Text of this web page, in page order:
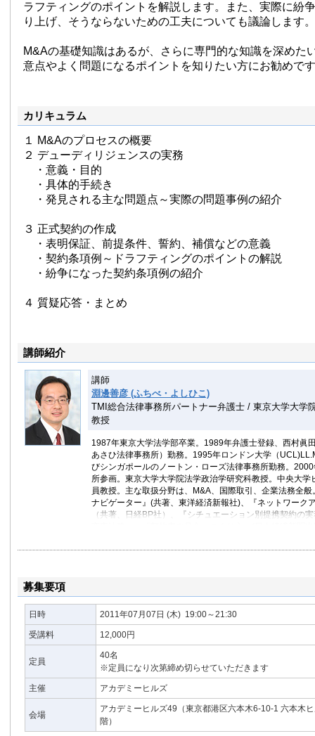
ラフティングのポイントを解説します。また、実際に紛
り上げ、そうならないための工夫についても議論します。
M&Aの基礎知識はあるが、さらに専門的な知識を深めた
意点やよく問題になるポイントを知りたい方にお勧めで
カリキュラム
１ M&Aのプロセスの概要
２ デューディリジェンスの実務
・意義・目的
・具体的手続き
・発見される主な問題点～実際の問題事例の紹介
３ 正式契約の作成
・表明保証、前提条件、誓約、補償などの意義
・契約条項例～ドラフティングのポイントの解説
・紛争になった契約条項例の紹介
４ 質疑応答・まとめ
講師紹介
講師
淵邊善彦 (ふちべ・よしひこ)
TMI総合法律事務所パートナー弁護士 / 東京大学大学
教授
1987年東京大学法学部卒業。1989年弁護士登録、西村眞
あさひ法律事務所）勤務。1995年ロンドン大学（
びシンガポールのノートン・ローズ法律事務所勤務。
所参画。東京大学大学院法学政治学研究科教授。中央大学
員教授。主な取扱分野は、M&A、国際取引、企業法務全
ナビゲーター』(共著、東洋経済新報社)、『ネットワーク
（共著、日経BP社）、『シチュエーション別提携契約の
門』 (新潮社)など。
募集要項
日時 2011年07月07日 (木) 19:00～21:30
受講料 12,000円
定員
40名
※定員になり次第締め切らせていただきます
主催 アカデミーヒルズ
会場
アカデミーヒルズ49（東京都港区六本木6-10-1 六本木
階）